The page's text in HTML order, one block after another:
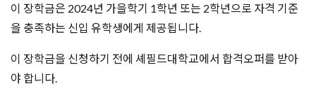
이 장학금은 2024년 가을학기 1학년 또는 2학년으로 자격 기준
을 충족하는 신입 유학생에게 제공됩니다.
이 장학금을 신청하기 전에 셰필드대학교에서 합격오퍼를 받아
야 합니다.